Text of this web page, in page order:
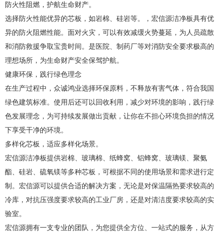
防火性阻燃，护航生命财产。
选择防火性能优异的芯板，如岩棉、硅岩等。，宏信源洁净板具有优
异的防火阻燃性能。面对火灾，可以有效减缓火势蔓延，为人员疏散
和消防救援争取宝贵时间。是医院、制药厂等对消防安全要求极高的
理想场所，为生命财产安全保驾护航。
健康环保，践行绿色理念
在生产过程中，众诚鸿业选择环保原料，不释放有害气体，符合我国
绿色建筑标准。使用后还可以回收利用，减少对环境的影响，践行绿
色发展理念，为可持续发展做出贡献，让你在不担心环境负担的情况
下享受干净的环境。
多样化芯板，适应多样化场景。
宏信源洁净板提供岩棉、玻璃棉、纸蜂窝、铝蜂窝、玻璃镁、聚氨
酯、硅岩、硫氧镁等多种芯板，可根据不同的使用场景和需求进行定
制。宏信源可以提供合适的解决方案，无论是对保温隔热要求较高的
冷库，对抗压强度要求较高的工业厂房，还是对清洁度要求较高的实
验室。
宏信源拥有一支专业的团队，为您提供全方位、一站式的服务，从方